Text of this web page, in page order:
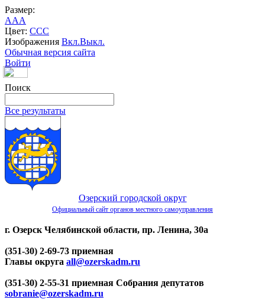
Размер:
AAA
Цвет: CCC
Изображения Вкл.Выкл.
Обычная версия сайта
Войти
Поиск
Все результаты
Озерский городской округ
Официальный сайт органов местного самоуправления
г. Озерск Челябинской области, пр. Ленина, 30а
(351-30) 2-69-73 приемная
Главы округа all@ozerskadm.ru
(351-30) 2-55-31 приемная Собрания депутатов
sobranie@ozerskadm.ru